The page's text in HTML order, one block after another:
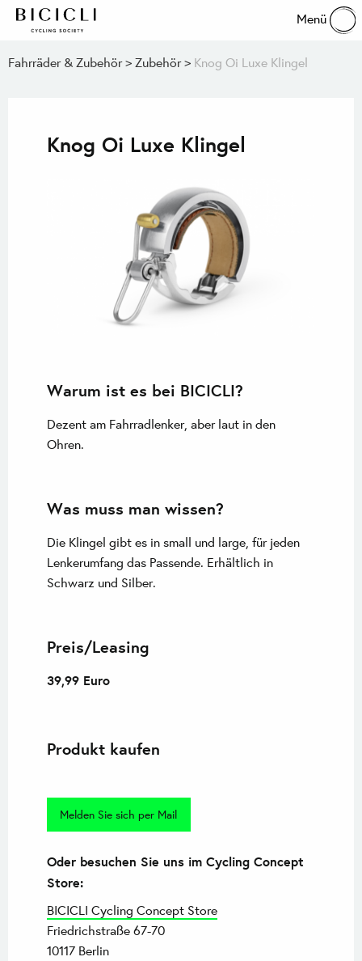
Menü
Fahrräder & Zubehör Zubehör Knog Oi Luxe Klingel
Knog Oi Luxe Klingel
Warum ist es bei BICICLI?
Dezent am Fahrradlenker, aber laut in den
Ohren.
Was muss man wissen?
Die Klingel gibt es in small und large, für jeden
Lenkerumfang das Passende. Erhältlich in
Schwarz und Silber.
Preis/Leasing
39,99 Euro
Produkt kaufen
Melden Sie sich per Mail
Oder besuchen Sie uns im Cycling Concept
Store:
BICICLI Cycling Concept Store
Friedrichstraße 67-70
10117 Berlin